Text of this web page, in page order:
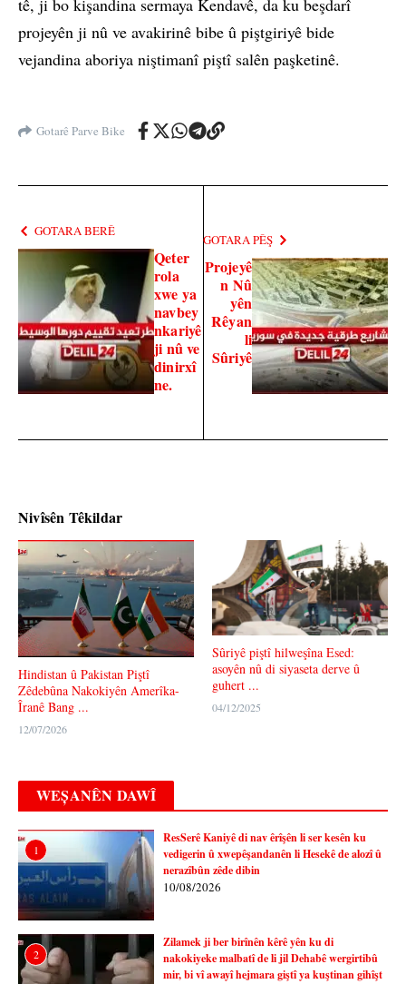
tê, ji bo kişandina sermaya Kendavê, da ku beşdarî
projeyên ji nû ve avakirinê bibe û piştgiriyê bide
vejandina aboriya niştimanî piştî salên paşketinê.
Gotarê Parve Bike
GOTARA BERÊ
Qeter
rola
xwe ya
navbey
nkariyê
ji nû ve
dinirxî
ne.
GOTARA PÊŞ
Projeyê
n Nû
yên
Rêyan
li
Sûriyê
Nivîsên Têkildar
Hindistan û Pakistan Piştî
Zêdebûna Nakokiyên Amerîka-
Îranê Bang ...
12/07/2026
Sûriyê piştî hilweşîna Esed:
asoyên nû di siyaseta derve û
guhert ...
04/12/2025
WEȘANÊN DAWÎ
1
ResSerê Kaniyê di nav êrîşên li ser kesên ku
vedigerin û xwepêşandanên li Hesekê de alozî û
nerazîbûn zêde dibin
10/08/2026
2
Zilamek ji ber birînên kêrê yên ku di
nakokiyeke malbatî de li jil Dehabê wergirtibû
mir, bi vî awayî hejmara giştî ya kuştinan gihîşt